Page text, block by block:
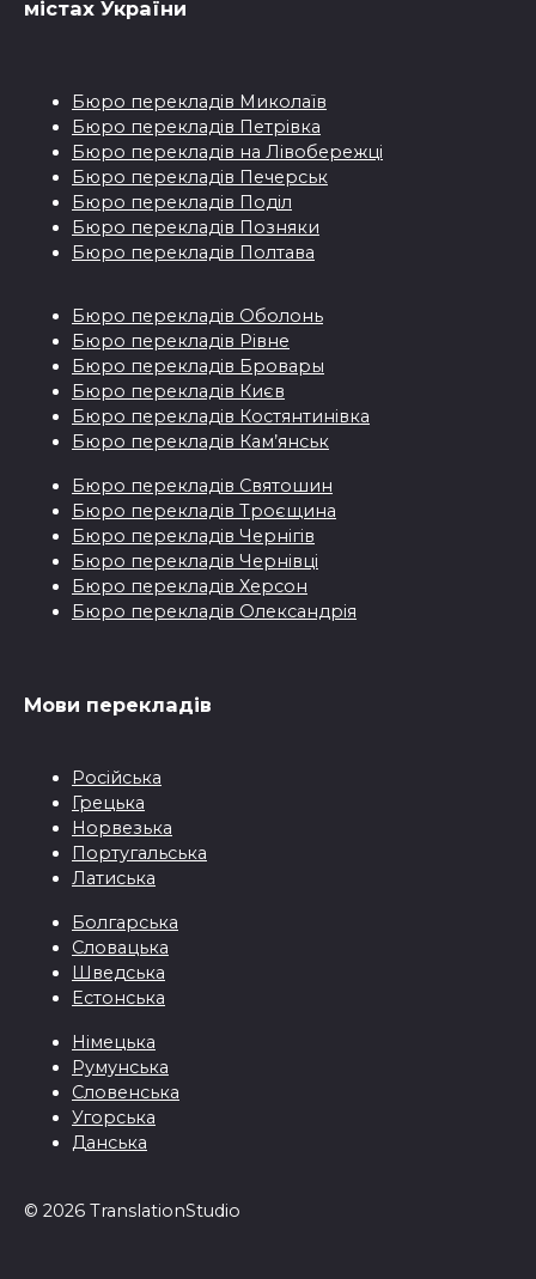
мiстах України
Бюро перекладiв Миколаїв
Бюро перекладiв Петрівка
Бюро перекладiв на Лівобережці
Бюро перекладiв Печерськ
Бюро перекладiв Поділ
Бюро перекладiв Позняки
Бюро перекладiв Полтава
Бюро перекладiв Оболонь
Бюро перекладiв Рівне
Бюро перекладiв Бровары
Бюро перекладiв Києв
Бюро перекладiв Костянтинівка
Бюро перекладів Кам’янськ
Бюро перекладiв Святошин
Бюро перекладiв Троєщина
Бюро перекладiв Чернігів
Бюро перекладiв Чернівці
Бюро перекладiв Херсон
Бюро перекладiв Олександрія
Мови перекладiв
Pосійськa
Грецькa
Норвезька
Португальська
Латиська
Болгарська
Словацька
Шведська
Естонська
Німецька
Румунська
Словенська
Угорська
Данська
© 2026 TranslationStudio